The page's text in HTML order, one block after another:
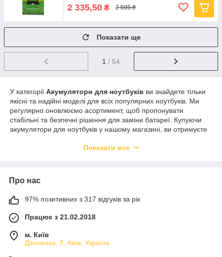
2 335,50 ₴ 2 595 ₴
Показати ще
1 / 54
У категорії Акумулятори для ноутбуків ви знайдете тільки
якісні та надійні моделі для всіх популярних ноутбуків. Ми
регулярно оновлюємо асортимент, щоб пропонувати
стабільні та безпечні рішення для заміни батареї. Купуючи
акумулятори для ноутбуків у нашому магазині, ви отримуєте
Показати все
Про нас
97% позитивних з 317 відгуків за рік
Працює з 21.02.2018
м. Київ
Данченка, 3, Київ, Україна